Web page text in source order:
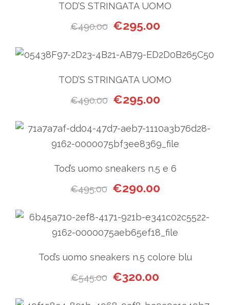
TOD’S STRINGATA UOMO
€490.00 Il prezzo originale era:
€295.00Il prezzo
TOD’S STRINGATA UOMO
€490.00 Il prezzo originale era:
€295.00Il prezzo
Tod’s uomo sneakers n.5 e 6
€495.00 Il prezzo originale era:
€290.00Il prezzo
Tod’s uomo sneakers n.5 colore blu
€545.00 Il prezzo originale era:
€320.00